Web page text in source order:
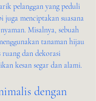
pelanggan yang peduli
juga menciptakan suasana
Misalnya, sebuah
tanaman hijau
ruang dan dekorasi
kesan segar dan alami.
dengan